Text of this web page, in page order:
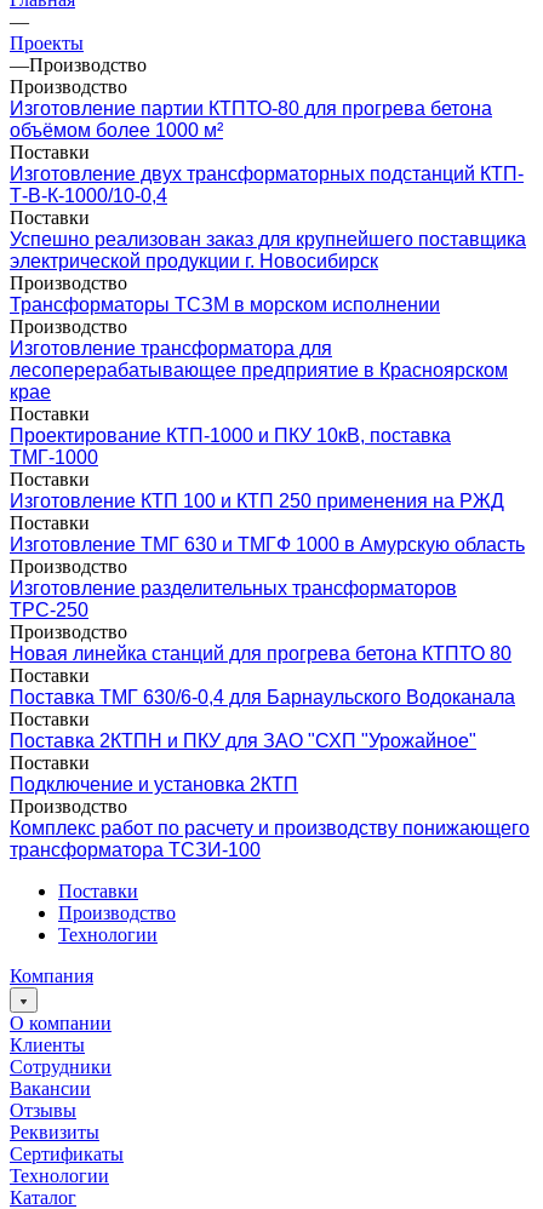
—
Проекты
—Производство
Производство
Изготовление партии КТПТО-80 для прогрева бетона
объёмом более 1000 м²
Поставки
Изготовление двух трансформаторных подстанций КТП-
Т-В-К-1000/10-0,4
Поставки
Успешно реализован заказ для крупнейшего поставщика
электрической продукции г. Новосибирск
Производство
Трансформаторы ТСЗМ в морском исполнении
Производство
Изготовление трансформатора для
лесоперерабатывающее предприятие в Красноярском
крае
Поставки
Проектирование КТП-1000 и ПКУ 10кВ, поставка
ТМГ-1000
Поставки
Изготовление КТП 100 и КТП 250 применения на РЖД
Поставки
Изготовление ТМГ 630 и ТМГФ 1000 в Амурскую область
Производство
Изготовление разделительных трансформаторов
ТРС-250
Производство
Новая линейка станций для прогрева бетона КТПТО 80
Поставки
Поставка ТМГ 630/6-0,4 для Барнаульского Водоканала
Поставки
Поставка 2КТПН и ПКУ для ЗАО "СХП "Урожайное"
Поставки
Подключение и установка 2КТП
Производство
Комплекс работ по расчету и производству понижающего
трансформатора ТСЗИ-100
Поставки
Производство
Технологии
Компания
О компании
Клиенты
Сотрудники
Вакансии
Отзывы
Реквизиты
Сертификаты
Технологии
Каталог